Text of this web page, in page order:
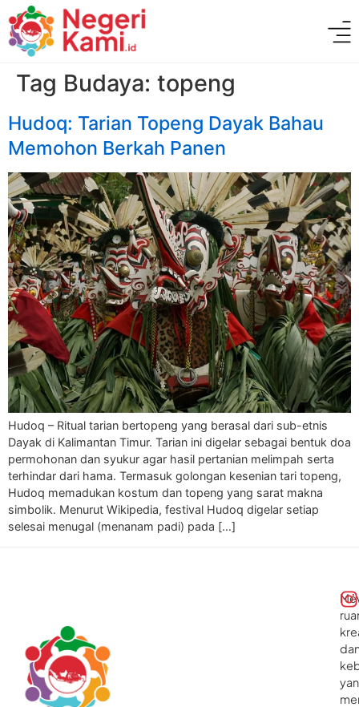
Tag Budaya: topeng
Hudoq: Tarian Topeng Dayak Bahau
Memohon Berkah Panen
Hudoq – Ritual tarian bertopeng yang berasal dari sub-etnis
Dayak di Kalimantan Timur. Tarian ini digelar sebagai bentuk doa
permohonan dan syukur agar hasil pertanian melimpah serta
terhindar dari hama. Termasuk golongan kesenian tari topeng,
Hudoq memadukan kostum dan topeng yang sarat makna
simbolik. Menurut Wikipedia, festival Hudoq digelar setiap
selesai menugal (menanam padi) pada […]